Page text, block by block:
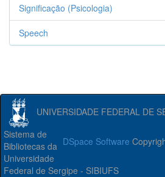
Significação (Psicologia)
Speech
UNIVERSIDADE FEDERAL DE
DSpace Software
Sistema de
Bibliotecas da
Universidade
Federal de Sergipe - SIBIUFS